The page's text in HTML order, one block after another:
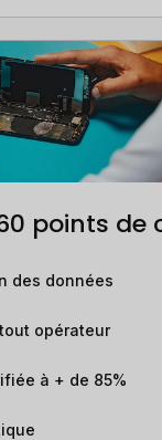
points de
des données
opérateur
à + de 85%